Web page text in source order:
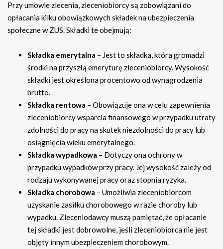
Przy umowie zlecenia, zleceniobiorcy są zobowiązani do
opłacania kilku obowiązkowych składek na ubezpieczenia
społeczne w ZUS. Składki te obejmują:
Składka emerytalna – Jest to składka, która gromadzi
środki na przyszłą emeryturę zleceniobiorcy. Wysokość
składki jest określona procentowo od wynagrodzenia
brutto.
Składka rentowa – Obowiązuje ona w celu zapewnienia
zleceniobiorcy wsparcia finansowego w przypadku utraty
zdolności do pracy na skutek niezdolności do pracy lub
osiągnięcia wieku emerytalnego.
Składka wypadkowa – Dotyczy ona ochrony w
przypadku wypadków przy pracy. Jej wysokość zależy od
rodzaju wykonywanej pracy oraz stopnia ryzyka.
Składka chorobowa – Umożliwia zleceniobiorcom
uzyskanie zasiłku chorobowego w razie choroby lub
wypadku. Zleceniodawcy muszą pamiętać, że opłacanie
tej składki jest dobrowolne, jeśli zleceniobiorca nie jest
objęty innym ubezpieczeniem chorobowym.